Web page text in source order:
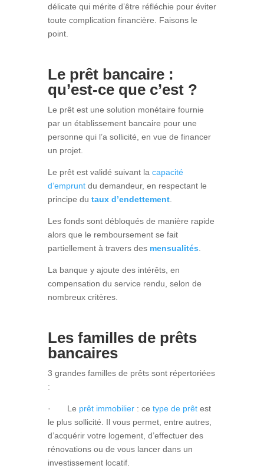
délicate qui mérite d’être réfléchie pour éviter
toute complication financière. Faisons le
point.
Le prêt bancaire :
qu’est-ce que c’est ?
Le prêt est une solution monétaire fournie
par un établissement bancaire pour une
personne qui l’a sollicité, en vue de financer
un projet.
Le prêt est validé suivant la capacité
d’empruntdu demandeur, en respectant le
principe du taux d’endettement.
Les fonds sont débloqués de manière rapide
alors que le remboursement se fait
partiellement à travers des mensualités
La banque y ajoute des intérêts, en
compensation du service rendu, selon de
nombreux critères.
Les familles de prêts
bancaires
3 grandes familles de prêts sont répertoriées
:
· Le prêt immobilier : ce type de prêtest
le plus sollicité. Il vous permet, entre autres,
d’acquérir votre logement, d’effectuer des
rénovations ou de vous lancer dans un
investissement locatif.